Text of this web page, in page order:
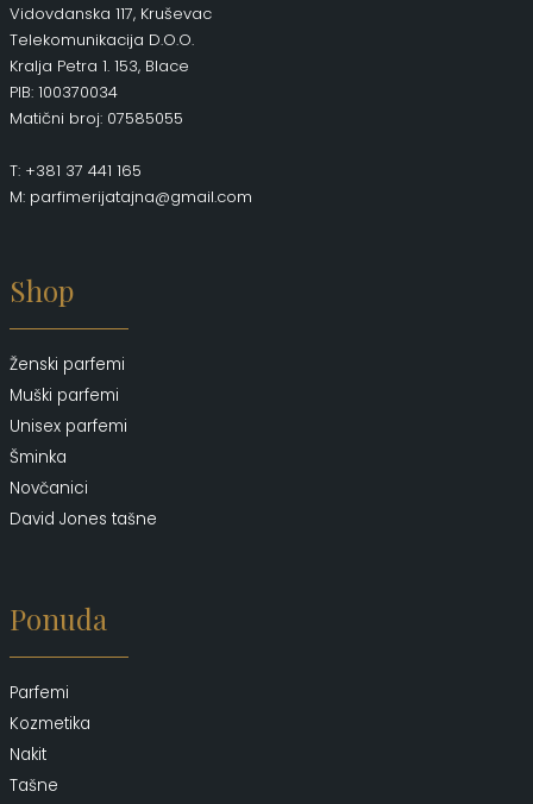
Vidovdanska 117, Kruševac
Telekomunikacija D.O.O.
Kralja Petra 1. 153, Blace
PIB: 100370034
Matični broj: 07585055
T: +381 37 441 165
M: parfimerijatajna@gmail.com
Shop
Ženski parfemi
Muški parfemi
Unisex parfemi
Šminka
Novčanici
David Jones tašne
Ponuda
Parfemi
Kozmetika
Nakit
Tašne